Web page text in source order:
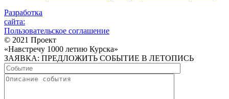
Разработка
сайта:
Пользовательское соглашение
© 2021 Проект
«Навстречу 1000 летию Курска»
ЗАЯВКА: ПРЕДЛОЖИТЬ СОБЫТИЕ В ЛЕТОПИСЬ